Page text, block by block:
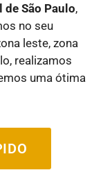
de São Paulo,
no seu
leste, zona
realizamos
uma ótima